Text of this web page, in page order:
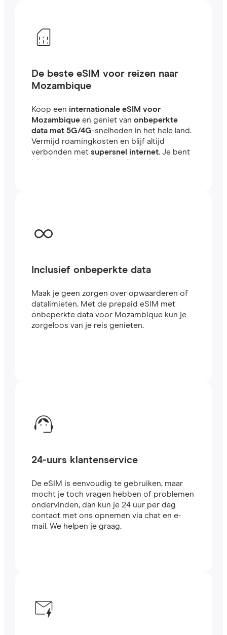
De beste eSIM voor reizen naar
Mozambique
Koop een internationale eSIM voor
Mozambiqueen geniet van onbeperkte
data met 5G/4G-snelheden in het hele land.
Vermijd roamingkosten en blijf altijd
verbonden met supersnel internet. Je bent
binnen enkele minuten online, of je nu reist
Inclusief onbeperkte data
Maak je geen zorgen over opwaarderen of
datalimieten. Met de prepaid eSIM met
onbeperkte data voor Mozambique kun je
zorgeloos van je reis genieten.
24-uurs klantenservice
De eSIM is eenvoudig te gebruiken, maar
mocht je toch vragen hebben of problemen
ondervinden, dan kun je 24 uur per dag
contact met ons opnemen via chat en e-
mail. We helpen je graag.